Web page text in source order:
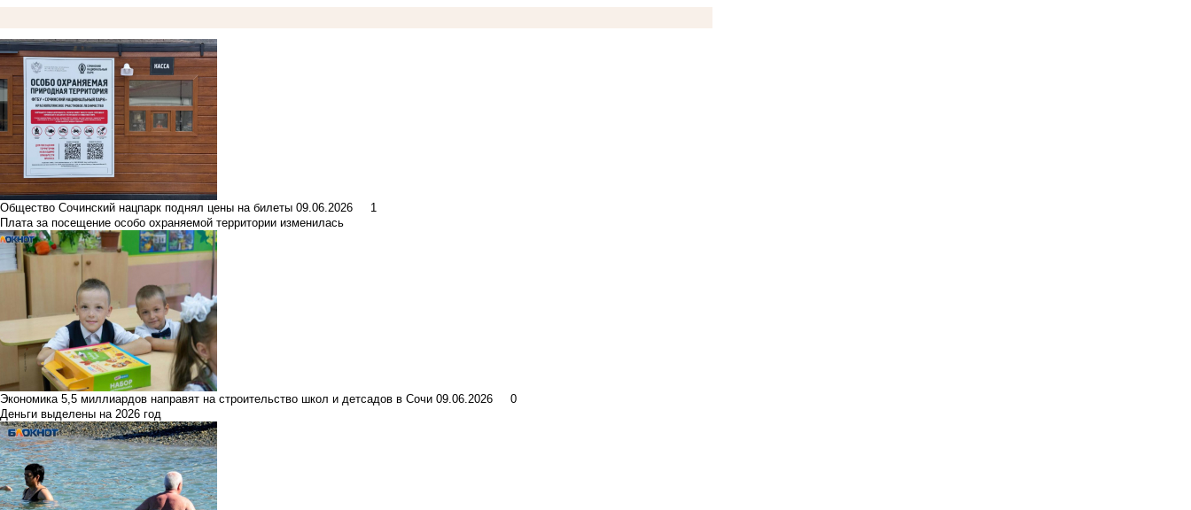
Общество Сочинский нацпарк поднял цены на билеты 09.06.2026
1
Плата за посещение особо охраняемой территории изменилась
Экономика 5,5 миллиардов направят на строительство школ и детсадов в Сочи 09.06.2026
0
Деньги выделены на 2026 год